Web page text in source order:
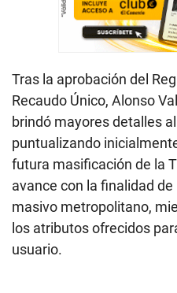
Tras la aprobación del
Recaudo Único, Alonso
brindó mayores detalles
puntualizando
futura masificación de la
avance con la finalidad
masivo metropolitano,
los atributos ofrecidos
usuario.